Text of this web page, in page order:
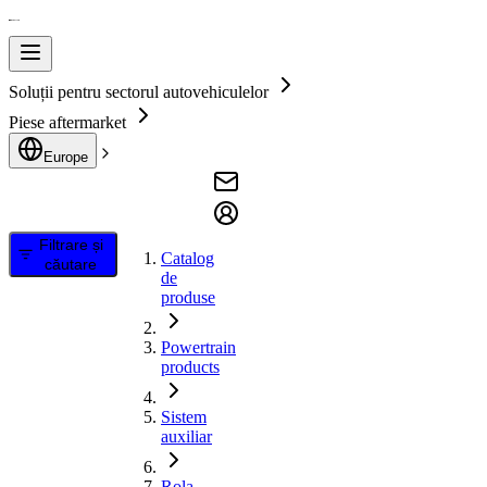
Soluții pentru sectorul autovehiculelor
Piese aftermarket
Europe
Filtrare și
căutare
Catalog
de
produse
Powertrain
products
Sistem
auxiliar